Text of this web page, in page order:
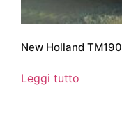
New Holland TM190
Leggi tutto